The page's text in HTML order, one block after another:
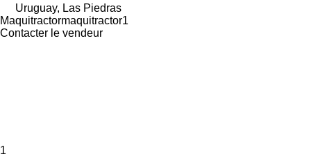
Uruguay, Las Piedras
Maquitractormaquitractor1
Contacter le vendeur
1